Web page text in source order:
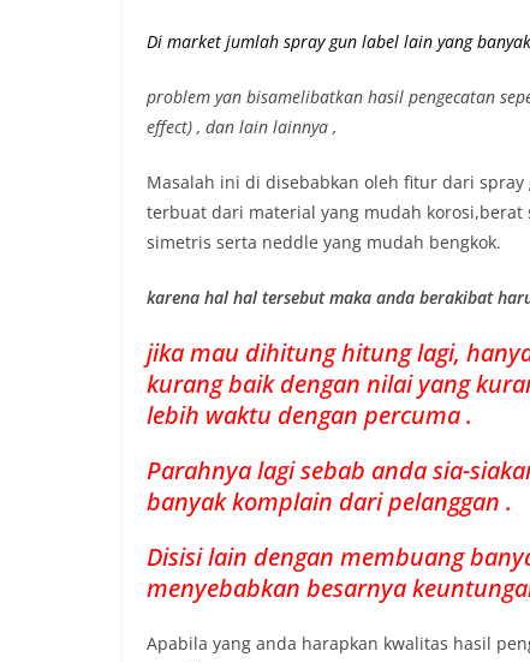
Di market jumlah spray gun label lain yang banyak
problem yan bisamelibatkan hasil pengecatan
effect) , dan lain lainnya ,
Masalah ini di disebabkan oleh fitur dari
terbuat dari material yang mudah
simetris serta neddle yang mudah bengkok.
karena hal hal tersebut maka anda berakibat
jika mau dihitung hitung lagi,
kurang baik dengan nilai yang
lebih waktu dengan percuma .
Parahnya lagi sebab anda sia-
banyak komplain dari pelanggan .
Disisi lain dengan membuang
menyebabkan besarnya
Apabila yang anda harapkan kwalitas hasil